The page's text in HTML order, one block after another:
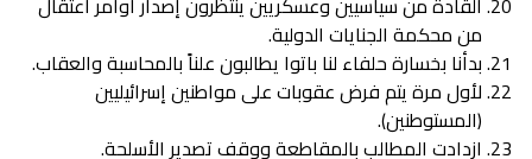
من محكمة الجنايات الدولية.
بدأنا بخسارة حلفاء لنا باتوا يطالبون علناً بالمحاسبة والعقاب.
لأول مرة يتم فرض عقوبات على مواطنين إسرائيليين
(المستوطنين).
ازدادت المطالب بالمقاطعة ووقف تصدير الأسلحة.